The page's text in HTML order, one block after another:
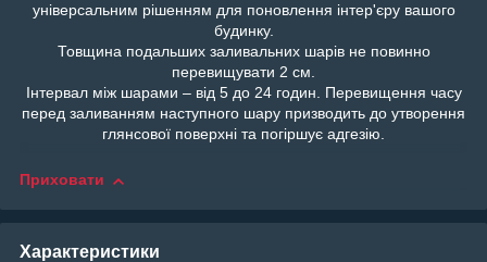
універсальним рішенням для поновлення інтер'єру вашого
будинку.
Товщина подальших заливальних шарів не повинно
перевищувати 2 см.
Інтервал між шарами – від 5 до 24 годин. Перевищення часу
перед заливанням наступного шару призводить до утворення
глянсової поверхні та погіршує адгезію.
Приховати
Характеристики